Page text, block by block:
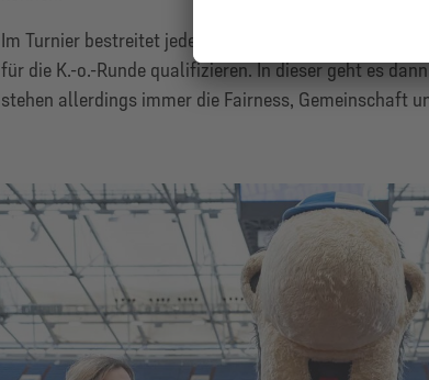
Im Turnier bestreitet jede Mannschaft zunächst vier
für die K.-o.-Runde qualifizieren. In dieser geht es
stehen allerdings immer die Fairness, Gemeinschaft